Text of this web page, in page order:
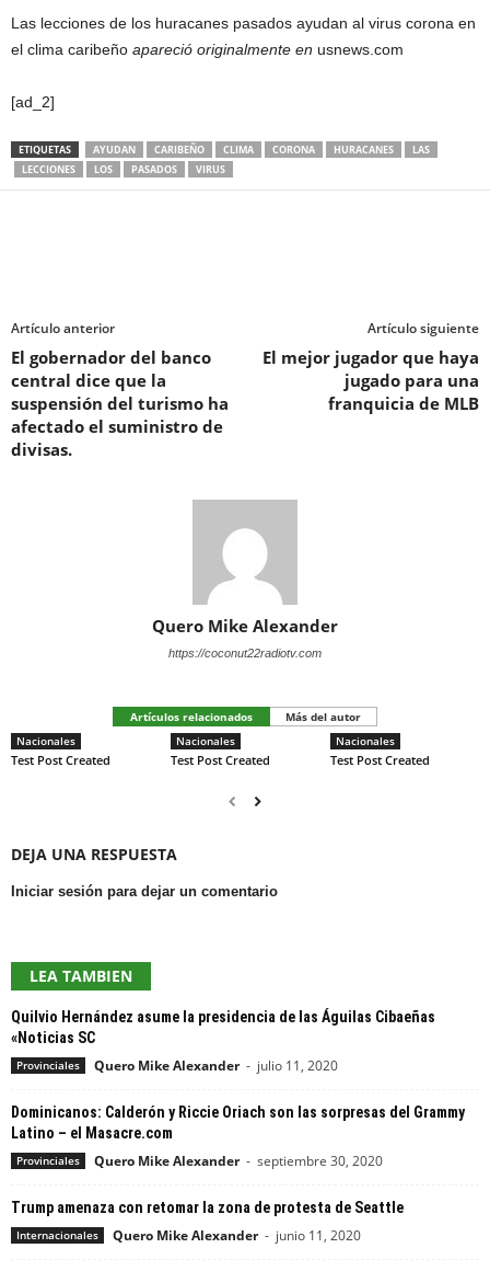
Las lecciones de los huracanes pasados ​​ayudan al virus corona en
el clima caribeño apareció originalmente en usnews.com
[ad_2]
ETIQUETAS AYUDAN CARIBEÑO CLIMA CORONA HURACANES
LAS
LECCIONES
LOS PASADOS VIRUS
Artículo anterior
El gobernador del banco
central dice que la
suspensión del turismo ha
afectado el suministro de
divisas.
Artículo siguiente
El mejor jugador que haya
jugado para una
franquicia de MLB
Quero Mike Alexander
https://coconut22radiotv.com
Artículos relacionados
Más del autor
Nacionales
Test Post Created
Nacionales
Test Post Created
Nacionales
Test Post Created
DEJA UNA RESPUESTA
Iniciar sesión para dejar un comentario
LEA TAMBIEN
Quilvio Hernández asume la presidencia de las Águilas Cibaeñas
«Noticias SC
Provinciales Quero Mike Alexander - julio 11, 2020
Dominicanos: Calderón y Riccie Oriach son las sorpresas del Grammy
Latino – el Masacre.com
Provinciales Quero Mike Alexander - septiembre 30, 2020
Trump amenaza con retomar la zona de protesta de Seattle
Internacionales Quero Mike Alexander - junio 11, 2020